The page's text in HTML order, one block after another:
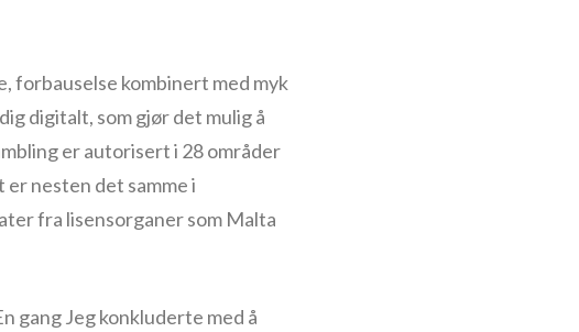
forbauselse kombinert med myk
digitalt, som gjør det mulig å
er autorisert i 28 områder
nesten det samme i
fra lisensorganer som Malta
gang Jeg konkluderte med å